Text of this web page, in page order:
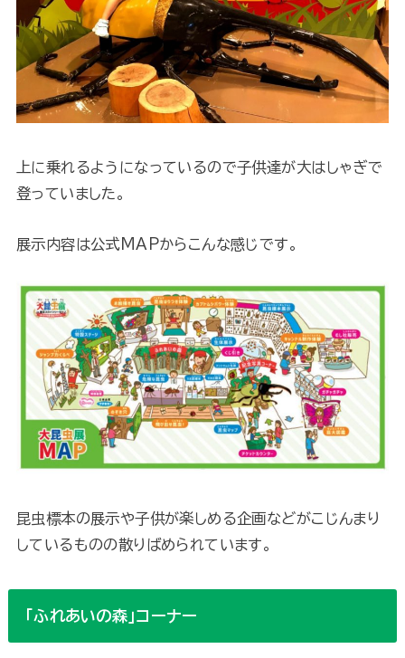
上に乗れるようになっているので子供達が大はしゃぎで
登っていました。
展示内容は公式MAPからこんな感じです。
昆虫標本の展示や子供が楽しめる企画などがこじんまり
しているものの散りばめられています。
「ふれあいの森」コーナー